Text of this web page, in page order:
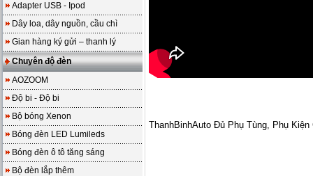
Adapter USB - Ipod
Dây loa, dây nguồn, cầu chì
Gian hàng ký gửi – thanh lý
Chuyên độ đèn
AOZOOM
Độ bi - Độ bi
Bộ bóng Xenon
Bóng đèn LED Lumileds
Bóng đèn ô tô tăng sáng
Bộ đèn lắp thêm
ThanhBinhAuto Đủ Phụ Tùng, Phụ Kiện